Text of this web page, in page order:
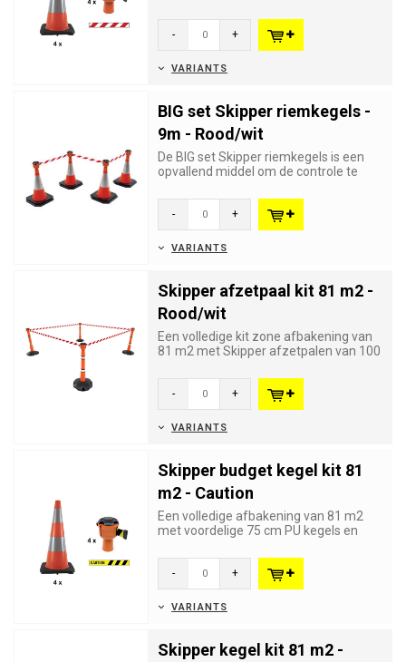
- +
VARIANTS
BIG set Skipper riemkegels -
9m - Rood/wit
De BIG set Skipper riemkegels is een
opvallend middel om de controle te
- +
VARIANTS
Skipper afzetpaal kit 81 m2 -
Rood/wit
Een volledige kit zone afbakening van
81 m2 met Skipper afzetpalen van 100
- +
VARIANTS
Skipper budget kegel kit 81
m2 - Caution
Een volledige afbakening van 81 m2
met voordelige 75 cm PU kegels en
- +
VARIANTS
Skipper kegel kit 81 m2 -